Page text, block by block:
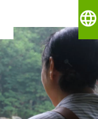
language